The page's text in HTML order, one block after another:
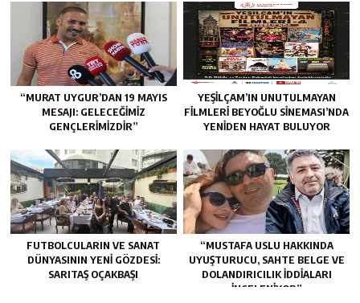
“MURAT UYGUR’DAN 19 MAYIS
MESAJI: GELECEĞIMIZ
GENÇLERIMIZDIR”
YEŞILÇAM’IN UNUTULMAYAN
FILMLERI BEYOĞLU SINEMASI’NDA
YENIDEN HAYAT BULUYOR
FUTBOLCULARIN VE SANAT
DÜNYASININ YENI GÖZDESI:
SARITAŞ OÇAKBAŞI
“MUSTAFA USLU HAKKINDA
UYUŞTURUCU, SAHTE BELGE VE
DOLANDIRICILIK İDDIALARI
İNCELENIYOR”